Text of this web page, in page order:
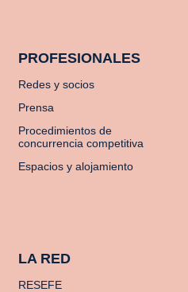
PROFESIONALES
Redes y socios
Prensa
Procedimientos de
concurrencia competitiva
Espacios y alojamiento
LA RED
RESEFE